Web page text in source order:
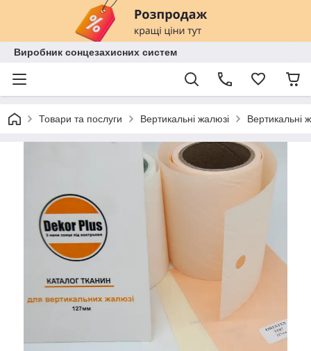
Виробник сонцезахисних систем
Товари та послуги Вертикальні жалюзі Вертикальні